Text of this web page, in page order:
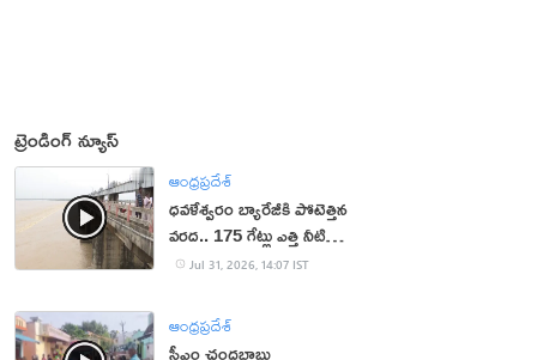
ట్రెండింగ్ న్యూస్
ఆంధ్రప్రదేశ్
ధవళేశ్వరం బ్యారేజీకి పోటెత్తిన
వరద.. 175 గేట్లు ఎత్తి నీటి
విడుదల
Jul 31, 2026, 14:07 IST
ఆంధ్రప్రదేశ్